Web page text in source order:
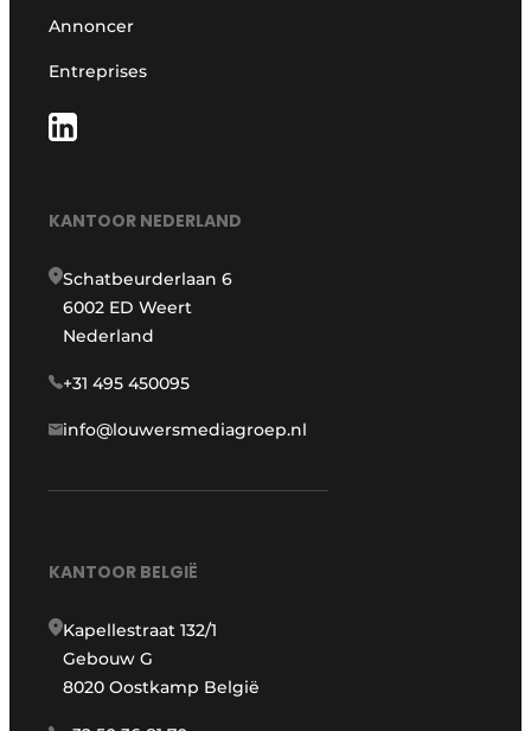
Annoncer
Entreprises
KANTOOR NEDERLAND
Schatbeurderlaan 6
6002 ED Weert
Nederland
+31 495 450095
info@louwersmediagroep.nl
KANTOOR BELGIË
Kapellestraat 132/1
Gebouw G
8020 Oostkamp België